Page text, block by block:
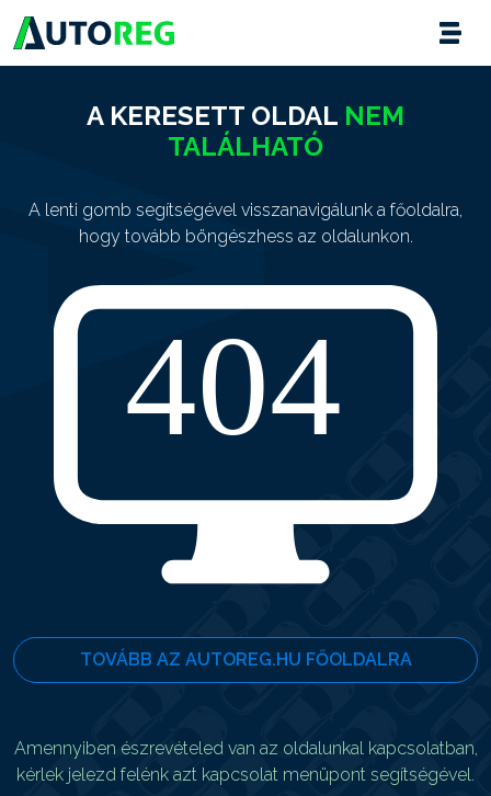
A KERESETT OLDAL NEM
TALÁLHATÓ
A lenti gomb segítségével visszanavigálunk a főoldalra,
hogy tovább böngészhess az oldalunkon.
TOVÁBB AZ AUTOREG.HU FŐOLDALRA
Amennyiben észrevételed van az oldalunkal kapcsolatban,
kérlek jelezd felénk azt kapcsolat menüpont segítségével.